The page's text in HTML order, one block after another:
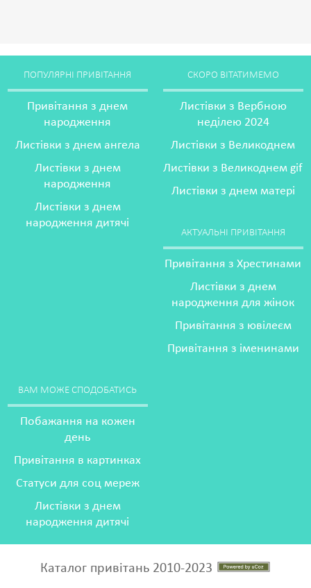
ПОПУЛЯРНІ ПРИВІТАННЯ
Привітання з днем
народження
Листівки з днем ангела
Листівки з днем
народження
Листівки з днем
народження дитячі
СКОРО ВІТАТИМЕМО
Листівки з Вербною
неділею 2024
Листівки з Великоднем
Листівки з Великоднем gif
Листівки з днем матері
АКТУАЛЬНІ ПРИВІТАННЯ
Привітання з Хрестинами
Листівки з днем
народження для жінок
Привітання з ювілеєм
Привітання з іменинами
ВАМ МОЖЕ СПОДОБАТИСЬ
Побажання на кожен
день
Привітання в картинках
Статуси для соц мереж
Листівки з днем
народження дитячі
Каталог привітань 2010-2023